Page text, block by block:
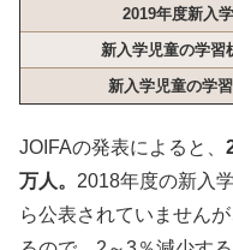
2019年度新入
新入学児童の学習
新入学児童の学
JOIFAの発表によると、
万人。 2018年度の新入
ら公表されていません